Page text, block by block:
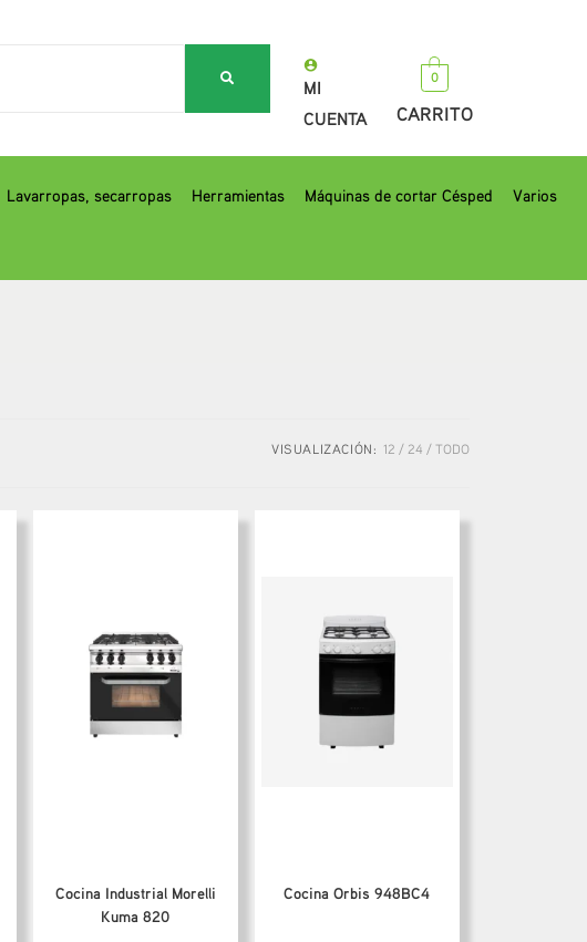
MI
CUENTA
0
CARRITO
⁠Lavarropas, secarropas Herramientas Máquinas de cortar Césped Varios
VISUALIZACIÓN: 12 24 TODO
Cocina Industrial Morelli
Kuma 820
Cocina Orbis 948BC4